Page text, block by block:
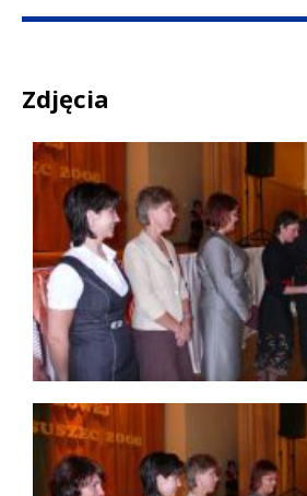
Treść
Zdjęcia